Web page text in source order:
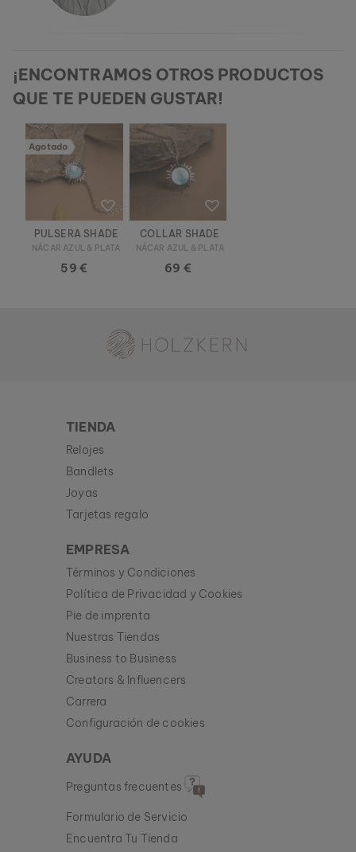
¡ENCONTRAMOS OTROS PRODUCTOS
QUE TE PUEDEN GUSTAR!
Agotado
PULSERA SHADE
NÁCAR AZUL & PLATA
59 €
COLLAR SHADE
NÁCAR AZUL & PLATA
69 €
TIENDA
Relojes
Bandlets
Joyas
Tarjetas regalo
EMPRESA
Términos y Condiciones
Política de Privacidad y Cookies
Pie de imprenta
Nuestras Tiendas
Business to Business
Creators & Influencers
Carrera
Configuración de cookies
AYUDA
Preguntas frecuentes
Formulario de Servicio
Encuentra Tu Tienda